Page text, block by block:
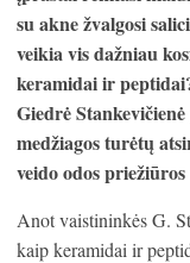
su akne žvalgosi
veikia vis dažniau
keramidai ir
Giedrė
medžiagos turėtų
veido odos
Anot vaistininkės G.
kaip keramidai ir